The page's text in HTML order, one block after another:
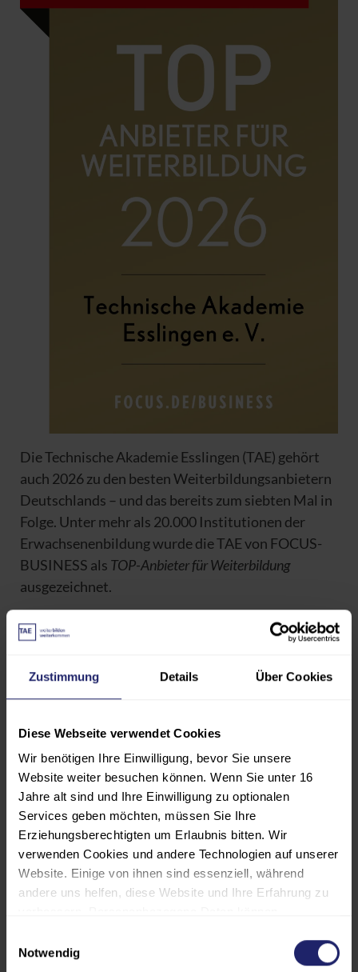
Zustimmung Details Über Cookies
Diese Webseite verwendet Cookies
Wir benötigen Ihre Einwilligung, bevor Sie unsere
Website weiter besuchen können. Wenn Sie unter 16
Jahre alt sind und Ihre Einwilligung zu optionalen
Services geben möchten, müssen Sie Ihre
Erziehungsberechtigten um Erlaubnis bitten. Wir
verwenden Cookies und andere Technologien auf unserer
Website. Einige von ihnen sind essenziell, während
andere uns helfen, diese Website und Ihre Erfahrung zu
personalisierte Anzeigen und Inhalte oder die Messung
Notwendig
Die Technische Akademie Esslingen (TAE) gehört
auch 2026 zu den besten Weiterbildungsanbietern
Deutschlands – und das bereits zum siebten Mal in
Folge. Unter mehr als 20.000 Institutionen der
Erwachsenenbildung wurde die TAE von FOCUS-
BUSINESS als TOP-Anbieter für Weiterbildung
ausgezeichnet.
Besonders wertvoll: Das Ranking basiert auf
Online-Analyse. Berücksichtigt wurden dabei drei
zentrale Dimensionen:
Reputation: Online-Bewertungen von
Teilnehmenden sowie die Tonalität von Web-
Beiträgen
Bekanntheit:Anzahl von Bewertungen und
Erwähnungen im Netz
Kundennähe:
Fan- und Followerzahlen sowie
Engagement auf Social Media
Anspruch, Weiterbildung auf höchstem Niveau
anzubieten und die Zufriedenheit unserer